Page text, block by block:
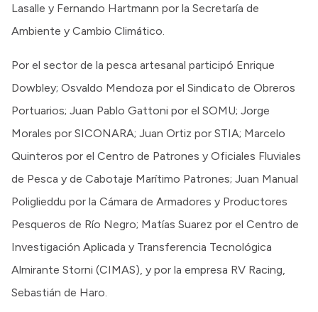
Lasalle y Fernando Hartmann por la Secretaría de
Ambiente y Cambio Climático.
Por el sector de la pesca artesanal participó Enrique
Dowbley; Osvaldo Mendoza por el Sindicato de Obreros
Portuarios; Juan Pablo Gattoni por el SOMU; Jorge
Morales por SICONARA; Juan Ortiz por STIA; Marcelo
Quinteros por el Centro de Patrones y Oficiales Fluviales
de Pesca y de Cabotaje Marítimo Patrones; Juan Manual
Poliglieddu por la Cámara de Armadores y Productores
Pesqueros de Río Negro; Matías Suarez por el Centro de
Investigación Aplicada y Transferencia Tecnológica
Almirante Storni (CIMAS), y por la empresa RV Racing,
Sebastián de Haro.